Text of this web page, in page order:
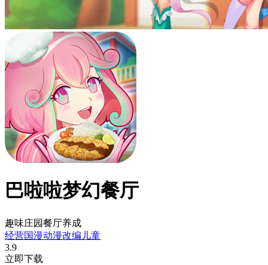
巴啦啦梦幻餐厅
趣味庄园餐厅养成
经营国漫动漫改编 儿童
3.9
立即下载